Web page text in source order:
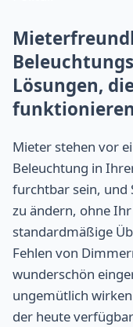
Lösungen,
funktionieren
Mieter stehen vor
Beleuchtung in
furchtbar sein, und
zu ändern, ohne
standardmäßige
Fehlen von
wunderschön
ungemütlich
der heute